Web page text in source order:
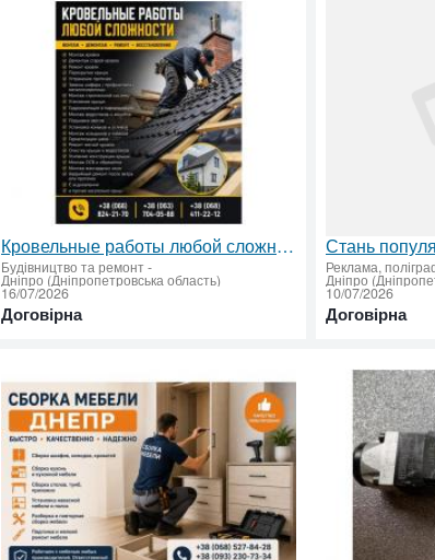
Кровельные работы любой сложности — монтаж, ремонт
Будівництво та ремонт-
Дніпро (Дніпропетровська область)
16/07/2026
Договірна
Реклама,
Дніпро
10/07/2026
Договірна